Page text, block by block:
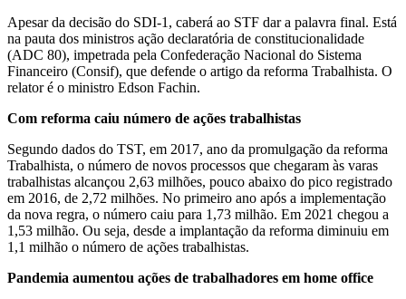
Apesar da decisão do SDI-1, caberá ao STF dar a palavra final. Está
na pauta dos ministros ação declaratória de constitucionalidade
(ADC 80), impetrada pela Confederação Nacional do Sistema
Financeiro (Consif), que defende o artigo da reforma Trabalhista. O
relator é o ministro Edson Fachin.
Com reforma caiu número de ações trabalhistas
Segundo dados do TST, em 2017, ano da promulgação da reforma
Trabalhista, o número de novos processos que chegaram às varas
trabalhistas alcançou 2,63 milhões, pouco abaixo do pico registrado
em 2016, de 2,72 milhões. No primeiro ano após a implementação
da nova regra, o número caiu para 1,73 milhão. Em 2021 chegou a
1,53 milhão. Ou seja, desde a implantação da reforma diminuiu em
1,1 milhão o número de ações trabalhistas.
Pandemia aumentou ações de trabalhadores em home office